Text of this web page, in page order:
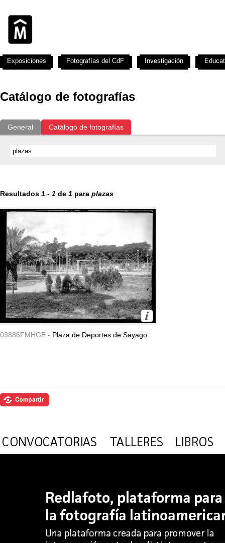
Catálogo de fotografías
General Catálogo de fotografías
Resultados 1 - 1 de 1 para plazas
03886FMHGE - Plaza de Deportes de Sayago.
Exposiciones Fotografías del CdF Investigación